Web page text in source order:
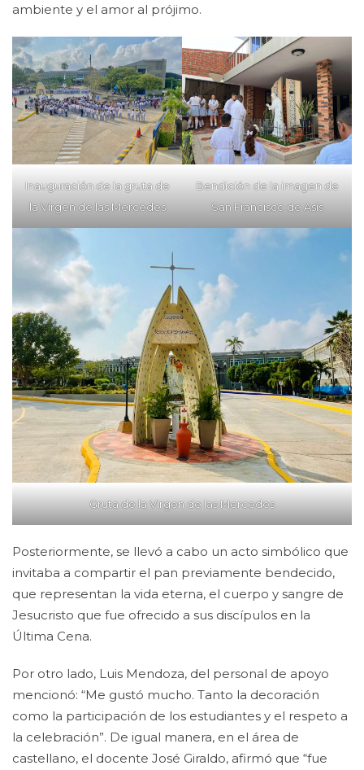
ambiente y el amor al prójimo.
Inauguración de la gruta de
la Virgen de las Mercedes
Bendición de la imagen de
San Francisco de Asís
Gruta de la Virgen de las Mercedes
Posteriormente, se llevó a cabo un acto simbólico que
invitaba a compartir el pan previamente bendecido,
que representan la vida eterna, el cuerpo y sangre de
Jesucristo que fue ofrecido a sus discípulos en la
Última Cena.
Por otro lado, Luis Mendoza, del personal de apoyo
mencionó: “Me gustó mucho. Tanto la decoración
como la participación de los estudiantes y el respeto a
la celebración”. De igual manera, en el área de
castellano, el docente José Giraldo, afirmó que “fue